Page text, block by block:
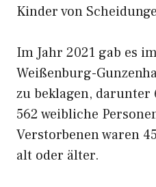
Kinder von
Im Jahr 2021 gab es
Weißenburg-
zu beklagen,
562 weibliche
Verstorbenen waren
alt oder älter.